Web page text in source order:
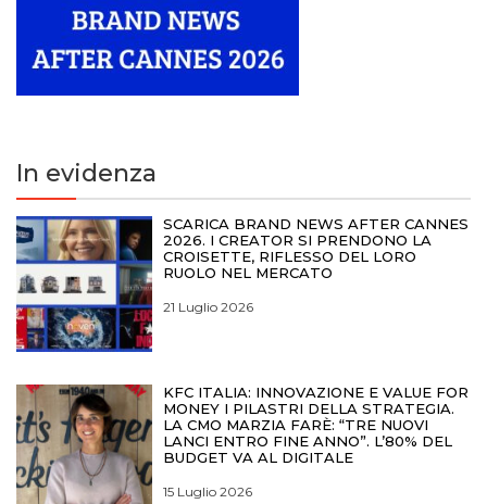
In evidenza
SCARICA BRAND NEWS AFTER CANNES
2026. I CREATOR SI PRENDONO LA
CROISETTE, RIFLESSO DEL LORO
RUOLO NEL MERCATO
21 Luglio 2026
KFC ITALIA: INNOVAZIONE E VALUE FOR
MONEY I PILASTRI DELLA STRATEGIA.
LA CMO MARZIA FARÈ: “TRE NUOVI
LANCI ENTRO FINE ANNO”. L’80% DEL
BUDGET VA AL DIGITALE
15 Luglio 2026